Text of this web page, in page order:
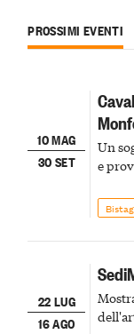
PROSSIMI EVENTI
10 MAG
30 SET
Un
e
22 LUG
16 AGO